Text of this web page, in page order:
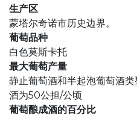
生产区
蒙塔尔奇诺市历史边界。
葡萄品种
白色莫斯卡托
最大葡萄产量
静止葡萄酒和半起泡葡萄酒
酒为50公担/公顷
葡萄酿成酒的百分比